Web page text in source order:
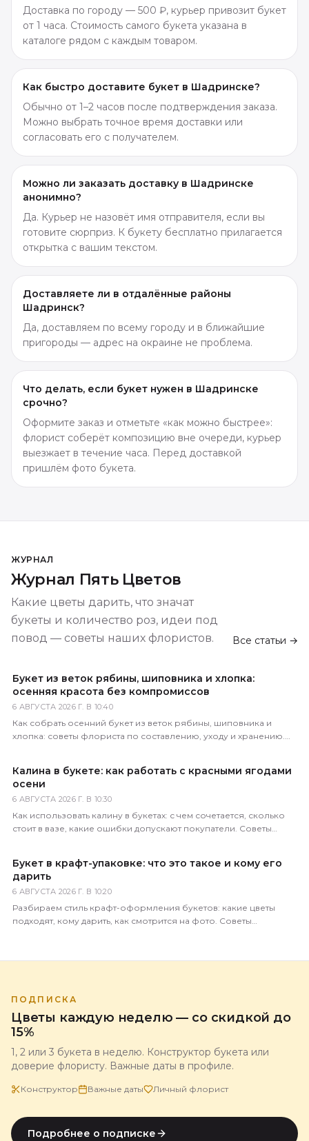
Доставка по городу — 500 ₽, курьер привозит букет
от 1 часа. Стоимость самого букета указана в
каталоге рядом с каждым товаром.
Как быстро доставите букет в Шадринске?
Обычно от 1–2 часов после подтверждения заказа.
Можно выбрать точное время доставки или
согласовать его с получателем.
Можно ли заказать доставку в Шадринске
анонимно?
Да. Курьер не назовёт имя отправителя, если вы
готовите сюрприз. К букету бесплатно прилагается
открытка с вашим текстом.
Доставляете ли в отдалённые районы
Шадринск?
Да, доставляем по всему городу и в ближайшие
пригороды — адрес на окраине не проблема.
Что делать, если букет нужен в Шадринске
срочно?
Оформите заказ и отметьте «как можно быстрее»:
флорист соберёт композицию вне очереди, курьер
выезжает в течение часа. Перед доставкой
пришлём фото букета.
ЖУРНАЛ
Журнал Пять Цветов
Какие цветы дарить, что значат
букеты и количество роз, идеи под
повод — советы наших флористов.
Все статьи →
Букет из веток рябины, шиповника и хлопка:
осенняя красота без компромиссов
6 АВГУСТА 2026 Г. В 10:40
Как собрать осенний букет из веток рябины, шиповника и
хлопка: советы флориста по составлению, уходу и хранению.
Калина в букете: как работать с красными ягодами
осени
6 АВГУСТА 2026 Г. В 10:30
Как использовать калину в букетах: с чем сочетается, сколько
стоит в вазе, какие ошибки допускают покупатели. Советы
Букет в крафт-упаковке: что это такое и кому его
дарить
6 АВГУСТА 2026 Г. В 10:20
Разбираем стиль крафт-оформления букетов: какие цветы
подходят, кому дарить, как смотрится на фото. Советы
ПОДПИСКА
Цветы каждую неделю — со скидкой до
15%
1, 2 или 3 букета в неделю. Конструктор букета или
доверие флористу. Важные даты в профиле.
Конструктор Важные даты Личный флорист
Подробнее о подписке